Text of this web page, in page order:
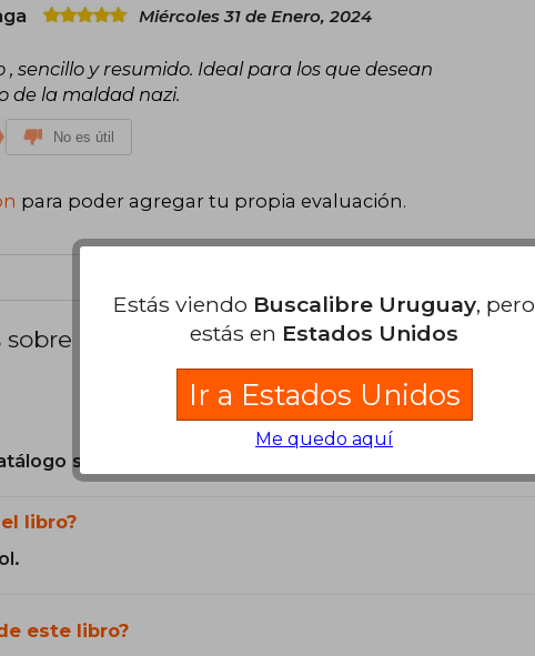
Miércoles 31 de Enero, 2024
sencillo y resumido. Ideal para los que desean
de la maldad nazi.
No es útil
para poder agregar tu propia evaluación.
el libro
son Originales.
libro?
este libro?
Estás viendo Buscalibre Uruguay, pero
estás en Estados Unidos
Ir a Estados Unidos
Me quedo aquí